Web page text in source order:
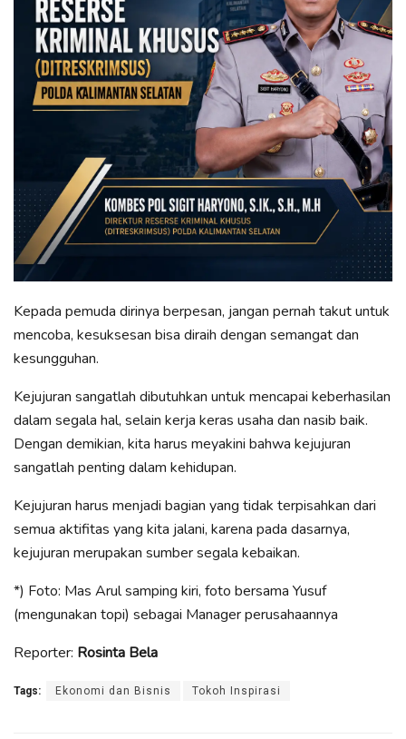
Kepada pemuda dirinya berpesan, jangan pernah takut untuk
mencoba, kesuksesan bisa diraih dengan semangat dan
kesungguhan.
Kejujuran sangatlah dibutuhkan untuk mencapai keberhasilan
dalam segala hal, selain kerja keras usaha dan nasib baik.
Dengan demikian, kita harus meyakini bahwa kejujuran
sangatlah penting dalam kehidupan.
Kejujuran harus menjadi bagian yang tidak terpisahkan dari
semua aktifitas yang kita jalani, karena pada dasarnya,
kejujuran merupakan sumber segala kebaikan.
*) Foto: Mas Arul samping kiri, foto bersama Yusuf
(mengunakan topi) sebagai Manager perusahaannya
Reporter: Rosinta Bela
Tags: Ekonomi dan Bisnis Tokoh Inspirasi